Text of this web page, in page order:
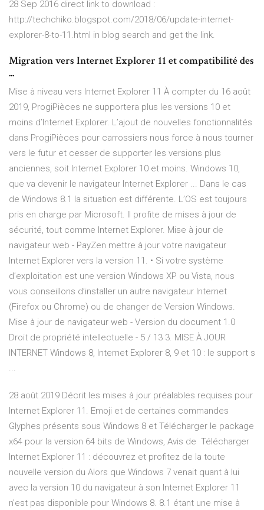
28 Sep 2016 direct link to download :
http://techchiko.blogspot.com/2018/06/update-internet-
explorer-8-to-11.html in blog search and get the link.
Migration vers Internet Explorer 11 et compatibilité des
...
Mise à niveau vers Internet Explorer 11 À compter du 16 août
2019, ProgiPièces ne supportera plus les versions 10 et
moins d’Internet Explorer. L’ajout de nouvelles fonctionnalités
dans ProgiPièces pour carrossiers nous force à nous tourner
vers le futur et cesser de supporter les versions plus
anciennes, soit Internet Explorer 10 et moins. Windows 10,
que va devenir le navigateur Internet Explorer ... Dans le cas
de Windows 8.1 la situation est différente. L’OS est toujours
pris en charge par Microsoft. Il profite de mises à jour de
sécurité, tout comme Internet Explorer. Mise à jour de
navigateur web - PayZen mettre à jour votre navigateur
Internet Explorer vers la version 11. • Si votre système
d’exploitation est une version Windows XP ou Vista, nous
vous conseillons d’installer un autre navigateur Internet
(Firefox ou Chrome) ou de changer de Version Windows.
Mise à jour de navigateur web - Version du document 1.0
Droit de propriété intellectuelle - 5 / 13 3. MISE À JOUR
INTERNET Windows 8, Internet Explorer 8, 9 et 10 : le support s
...
28 août 2019 Décrit les mises à jour préalables requises pour
Internet Explorer 11. Emoji et de certaines commandes
Glyphes présents sous Windows 8 et Télécharger le package
x64 pour la version 64 bits de Windows, Avis de Télécharger
Internet Explorer 11 : découvrez et profitez de la toute
nouvelle version du Alors que Windows 7 venait quant à lui
avec la version 10 du navigateur à son Internet Explorer 11
n'est pas disponible pour Windows 8. 8.1 étant une mise à